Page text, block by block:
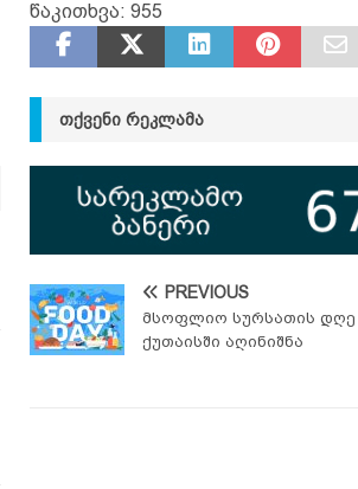
წაკითხვა: 955
ᲗᲥᲕᲔᲜᲘ ᲠᲔᲙᲚᲐᲛᲐ
PREVIOUS
მსოფლიო სურსათის დღე
ქუთაისში აღინიშნა